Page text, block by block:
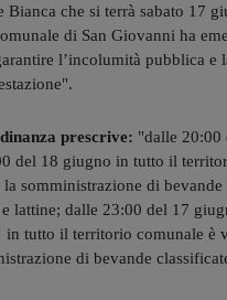
Bianca che si terrà sabato 17
di San Giovanni ha
l’incolumità pubblica e
prescrive: "dalle 20:00
del 18 giugno in tutto il
somministrazione di bevande
lattine; dalle 23:00 del 17
tutto il territorio comunale è
di bevande